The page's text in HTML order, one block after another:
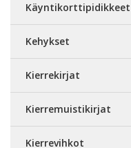
Käyntikorttipidikkeet
Kehykset
Kierrekirjat
Kierremuistikirjat
Kierrevihkot